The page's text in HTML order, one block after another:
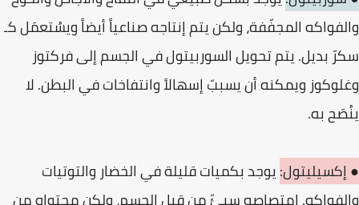
والفواكه المجفّفة، ولكن يتم إنتاجه صناعياً أيضاً ويسُتعمَل كـ
سكرّ بديل. يتم تحويل السوربيتول في الجسم إلى فركتوز
وغلوكوز ويمكنه أن يسببّ إسهالاً وانتفاخات في البطن. لا
ينُصَح به.
● إكسيليتول: يوجد بكميات قليلة في الخضار والتوتيات
والفواكه. امتصاصه سيئّ من قبل الجسم، ولكن محتواه من